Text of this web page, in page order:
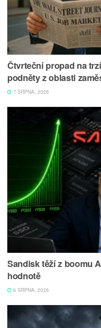
Čtvrteční propad na
podněty z oblasti
7 SRPNA, 2026
Sandisk těží z boomu
hodnotě
6 SRPNA, 2026